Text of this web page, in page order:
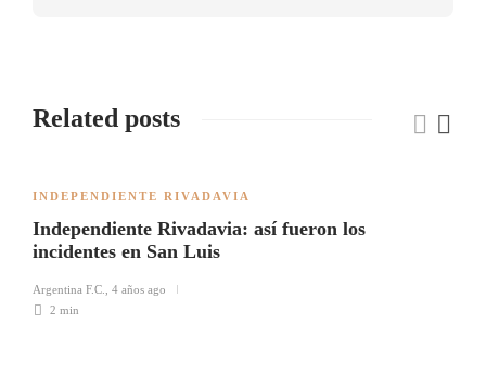
Related posts
INDEPENDIENTE RIVADAVIA
Independiente Rivadavia: así fueron los
incidentes en San Luis
Argentina F.C.
4 años ago
2 min